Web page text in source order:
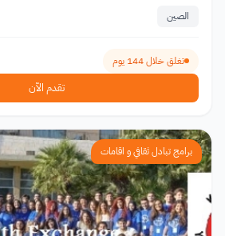
الصين
تغلق خلال 144 يوم
تقدم الآن
برامج تبادل ثقافي و اقامات